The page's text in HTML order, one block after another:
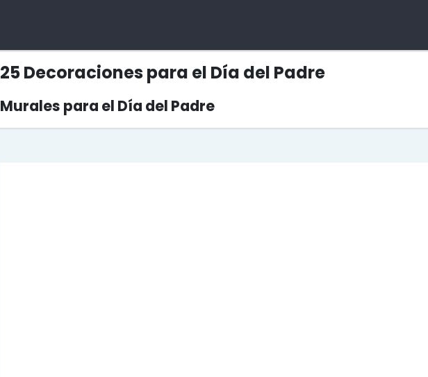
25 Decoraciones para el Día del Padre
Murales para el Día del Padre